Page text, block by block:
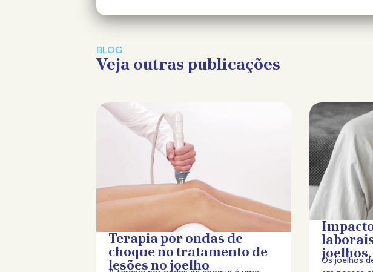
BLOG
Veja outras publicações
Terapia por ondas de
choque no tratamento de
lesões no joelho
joelhos.
Os joelhos